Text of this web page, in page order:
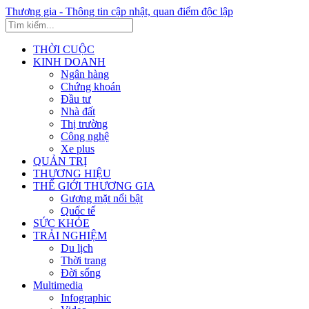
Thương gia - Thông tin cập nhật, quan điểm độc lập
THỜI CUỘC
KINH DOANH
Ngân hàng
Chứng khoán
Đầu tư
Nhà đất
Thị trường
Công nghệ
Xe plus
QUẢN TRỊ
THƯƠNG HIỆU
THẾ GIỚI THƯƠNG GIA
Gương mặt nổi bật
Quốc tế
SỨC KHỎE
TRẢI NGHIỆM
Du lịch
Thời trang
Đời sống
Multimedia
Infographic